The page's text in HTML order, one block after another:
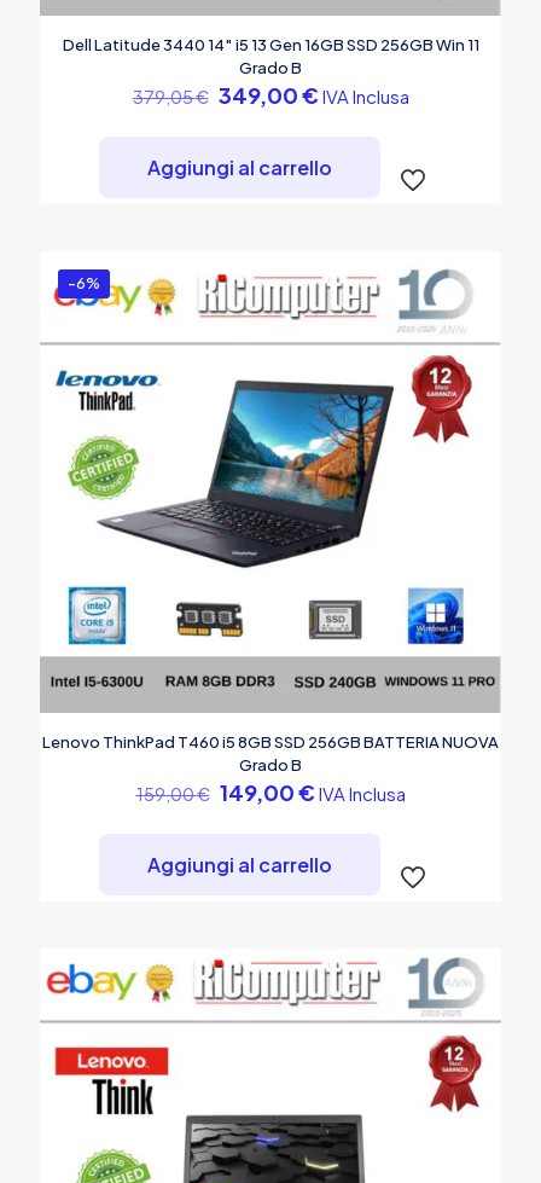
Dell Latitude 3440 14″ i5 13 Gen 16GB SSD 256GB Win 11
Grado B
379,05€ Il
prezzo
era:
379,05 €.
349,00€Il
è:
349,00 €.
IVA Inclusa
Aggiungi al carrello
-6%
Lenovo ThinkPad T460 i5 8GB SSD 256GB BATTERIA NUOVA
Grado B
159,00€ Il
prezzo
era:
159,00 €.
149,00€Il
è:
149,00 €.
IVA Inclusa
Aggiungi al carrello